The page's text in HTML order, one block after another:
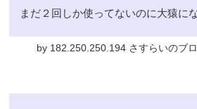
まだ２回しか使ってないのに大猿に
by 182.250.250.194 さすらいのブ